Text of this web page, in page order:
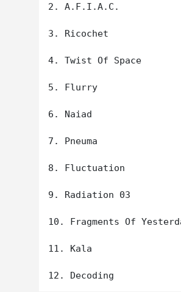
2. A.F.I.A.C.
3. Ricochet
4. Twist Of Space
5. Flurry
6. Naiad
7. Pneuma
8. Fluctuation
9. Radiation 03
10. Fragments Of
11. Kala